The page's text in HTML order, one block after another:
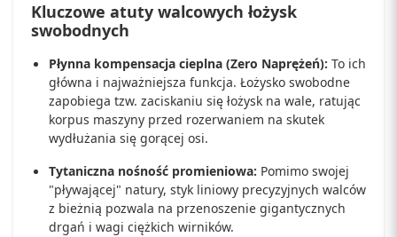
Kluczowe atuty walcowych łożysk
swobodnych
Płynna kompensacja cieplna (Zero Naprężeń): To ich
główna i najważniejsza funkcja. Łożysko swobodne
zapobiega tzw. zaciskaniu się łożysk na wale, ratując
korpus maszyny przed rozerwaniem na skutek
wydłużania się gorącej osi.
Tytaniczna nośność promieniowa: Pomimo swojej
"pływającej" natury, styk liniowy precyzyjnych walców
z bieżnią pozwala na przenoszenie gigantycznych
drgań i wagi ciężkich wirników.